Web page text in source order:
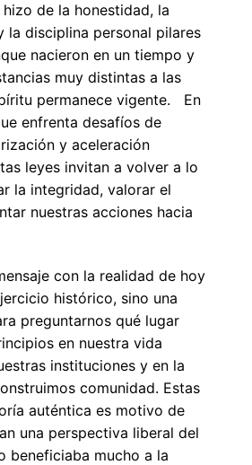
de la honestidad, la
la disciplina personal pilares
nacieron en un tiempo y
muy distintas a las
permanece vigente. En
enfrenta desafíos de
y aceleración
leyes invitan a volver a lo
la integridad, valorar el
nuestras acciones hacia
con la realidad de hoy
histórico, sino una
preguntarnos qué lugar
en nuestra vida
instituciones y en la
comunidad. Estas
auténtica es motivo de
una perspectiva liberal del
beneficiaba mucho a la